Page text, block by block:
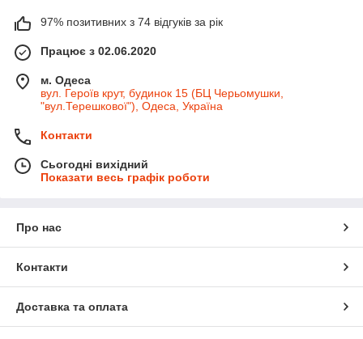
97% позитивних з 74 відгуків за рік
Працює з 02.06.2020
м. Одеса
вул. Героїв крут, будинок 15 (БЦ Черьомушки,
"вул.Терешкової"), Одеса, Україна
Контакти
Сьогодні вихідний
Показати весь графік роботи
Про нас
Контакти
Доставка та оплата